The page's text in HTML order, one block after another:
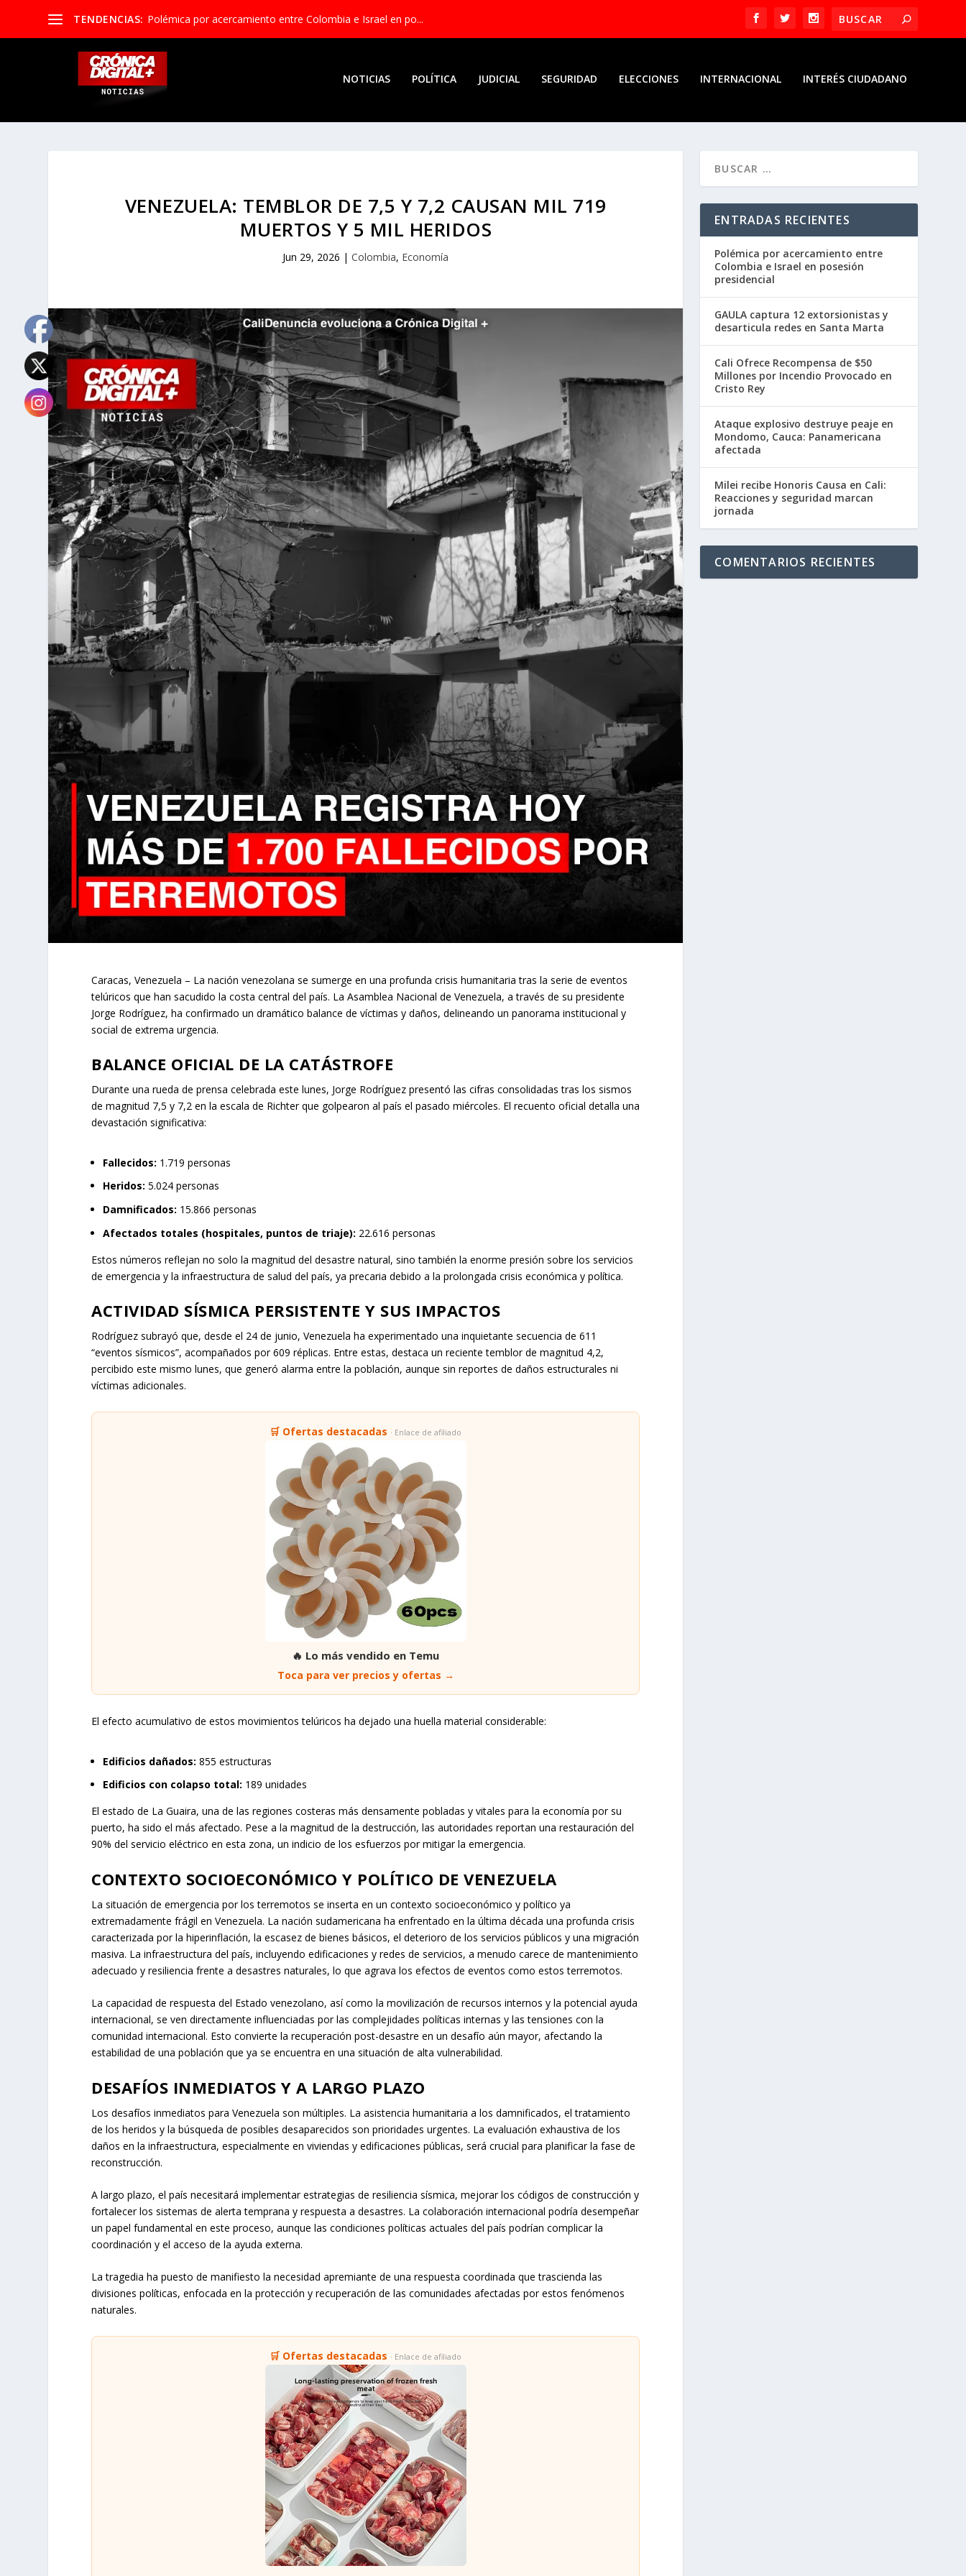
TENDENCIAS: Polémica por acercamiento entre Colombia e Israel en po...
NOTICIAS POLÍTICA JUDICIAL SEGURIDAD ELECCIONES INTERNACIONAL INTERÉS CIUDADANO
VENEZUELA: TEMBLOR DE 7,5 Y 7,2 CAUSAN MIL 719
MUERTOS Y 5 MIL HERIDOS
Jun 29, 2026 |Colombia, Economía
Caracas, Venezuela – La nación venezolana se sumerge en una profunda crisis humanitaria tras la serie de eventos
telúricos que han sacudido la costa central del país. La Asamblea Nacional de Venezuela, a través de su presidente
Jorge Rodríguez, ha confirmado un dramático balance de víctimas y daños, delineando un panorama institucional y
social de extrema urgencia.
BALANCE OFICIAL DE LA CATÁSTROFE
Durante una rueda de prensa celebrada este lunes, Jorge Rodríguez presentó las cifras consolidadas tras los sismos
de magnitud 7,5 y 7,2 en la escala de Richter que golpearon al país el pasado miércoles. El recuento oficial detalla una
devastación significativa:
Fallecidos: 1.719 personas
Heridos: 5.024 personas
Damnificados: 15.866 personas
Afectados totales (hospitales, puntos de triaje): 22.616 personas
Estos números reflejan no solo la magnitud del desastre natural, sino también la enorme presión sobre los servicios
de emergencia y la infraestructura de salud del país, ya precaria debido a la prolongada crisis económica y política.
ACTIVIDAD SÍSMICA PERSISTENTE Y SUS IMPACTOS
Rodríguez subrayó que, desde el 24 de junio, Venezuela ha experimentado una inquietante secuencia de 611
“eventos sísmicos”, acompañados por 609 réplicas. Entre estas, destaca un reciente temblor de magnitud 4,2,
percibido este mismo lunes, que generó alarma entre la población, aunque sin reportes de daños estructurales ni
víctimas adicionales.
🛒 Ofertas destacadas · Enlace de afiliado
🔥 Lo más vendido en Temu
Toca para ver precios y ofertas →
El efecto acumulativo de estos movimientos telúricos ha dejado una huella material considerable:
Edificios dañados: 855 estructuras
Edificios con colapso total: 189 unidades
El estado de La Guaira, una de las regiones costeras más densamente pobladas y vitales para la economía por su
puerto, ha sido el más afectado. Pese a la magnitud de la destrucción, las autoridades reportan una restauración del
90% del servicio eléctrico en esta zona, un indicio de los esfuerzos por mitigar la emergencia.
CONTEXTO SOCIOECONÓMICO Y POLÍTICO DE VENEZUELA
La situación de emergencia por los terremotos se inserta en un contexto socioeconómico y político ya
extremadamente frágil en Venezuela. La nación sudamericana ha enfrentado en la última década una profunda crisis
caracterizada por la hiperinflación, la escasez de bienes básicos, el deterioro de los servicios públicos y una migración
masiva. La infraestructura del país, incluyendo edificaciones y redes de servicios, a menudo carece de mantenimiento
adecuado y resiliencia frente a desastres naturales, lo que agrava los efectos de eventos como estos terremotos.
La capacidad de respuesta del Estado venezolano, así como la movilización de recursos internos y la potencial ayuda
internacional, se ven directamente influenciadas por las complejidades políticas internas y las tensiones con la
comunidad internacional. Esto convierte la recuperación post-desastre en un desafío aún mayor, afectando la
estabilidad de una población que ya se encuentra en una situación de alta vulnerabilidad.
DESAFÍOS INMEDIATOS Y A LARGO PLAZO
Los desafíos inmediatos para Venezuela son múltiples. La asistencia humanitaria a los damnificados, el tratamiento
de los heridos y la búsqueda de posibles desaparecidos son prioridades urgentes. La evaluación exhaustiva de los
daños en la infraestructura, especialmente en viviendas y edificaciones públicas, será crucial para planificar la fase de
reconstrucción.
A largo plazo, el país necesitará implementar estrategias de resiliencia sísmica, mejorar los códigos de construcción y
fortalecer los sistemas de alerta temprana y respuesta a desastres. La colaboración internacional podría desempeñar
un papel fundamental en este proceso, aunque las condiciones políticas actuales del país podrían complicar la
coordinación y el acceso de la ayuda externa.
La tragedia ha puesto de manifiesto la necesidad apremiante de una respuesta coordinada que trascienda las
divisiones políticas, enfocada en la protección y recuperación de las comunidades afectadas por estos fenómenos
naturales.
🛒 Ofertas destacadas · Enlace de afiliado
ENTRADAS RECIENTES
Polémica por acercamiento entre
Colombia e Israel en posesión
presidencial
GAULA captura 12 extorsionistas y
desarticula redes en Santa Marta
Cali Ofrece Recompensa de $50
Millones por Incendio Provocado en
Cristo Rey
Ataque explosivo destruye peaje en
Mondomo, Cauca: Panamericana
afectada
Milei recibe Honoris Causa en Cali:
Reacciones y seguridad marcan
jornada
COMENTARIOS RECIENTES